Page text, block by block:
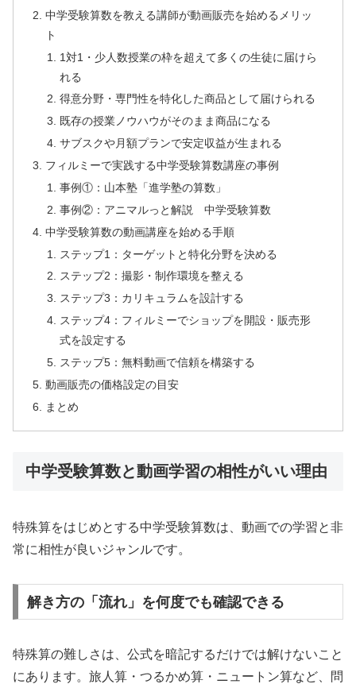
中学受験算数を教える講師が動画販売を始めるメリッ
ト
1対1・少人数授業の枠を超えて多くの生徒に届けら
れる
得意分野・専門性を特化した商品として届けられる
既存の授業ノウハウがそのまま商品になる
サブスクや月額プランで安定収益が生まれる
フィルミーで実践する中学受験算数講座の事例
事例①：山本塾「進学塾の算数」
事例②：アニマルっと解説 中学受験算数
中学受験算数の動画講座を始める手順
ステップ1：ターゲットと特化分野を決める
ステップ2：撮影・制作環境を整える
ステップ3：カリキュラムを設計する
ステップ4：フィルミーでショップを開設・販売形
式を設定する
ステップ5：無料動画で信頼を構築する
動画販売の価格設定の目安
まとめ
中学受験算数と動画学習の相性がいい理由
特殊算をはじめとする中学受験算数は、動画での学習と非
常に相性が良いジャンルです。
解き方の「流れ」を何度でも確認できる
特殊算の難しさは、公式を暗記するだけでは解けないこと
にあります。旅人算・つるかめ算・ニュートン算など、問